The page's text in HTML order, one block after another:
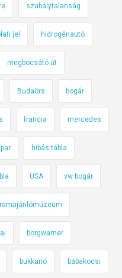
szabálytalanság
jel hidrogénautó
megbocsátó út
Budaörs bogár
francia mercedes
hibás tábla
USA vw bogár
borgwarner
bukkanó babakocsi